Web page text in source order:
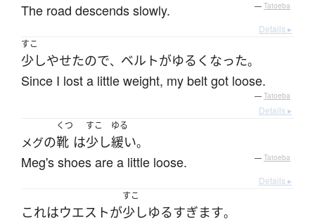
The road descends slowly. — Tatoeba
Details ▸
すこ
少しやせたので、 ベルトがゆるく なった。
Since I lost a little weight, my belt got loose.
— Tatoeba
Details ▸
メグの
くつ
靴 は
すこ
少し
ゆる
緩い。
Meg's shoes are a little loose. — Tatoeba
Details ▸
これはウエストが
すこ
少しゆるすぎます。